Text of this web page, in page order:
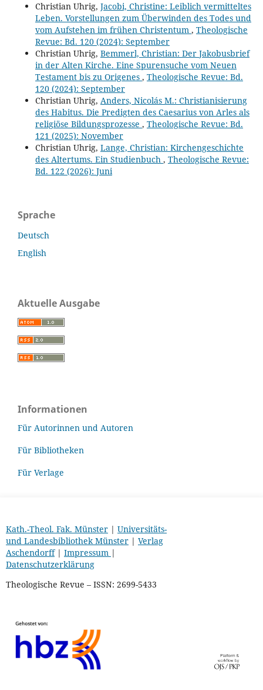
Christian Uhrig, Jacobi, Christine: Leiblich vermitteltes
Leben. Vorstellungen zum Überwinden des Todes und
vom Aufstehen im frühen Christentum , Theologische
Revue: Bd. 120 (2024): September
Christian Uhrig, Bemmerl, Christian: Der Jakobusbrief
in der Alten Kirche. Eine Spurensuche vom Neuen
Testament bis zu Origenes , Theologische Revue: Bd.
120 (2024): September
Christian Uhrig, Anders, Nicolás M.: Christianisierung
des Habitus. Die Predigten des Caesarius von Arles als
religiöse Bildungsprozesse , Theologische Revue: Bd.
121 (2025): November
Christian Uhrig, Lange, Christian: Kirchengeschichte
des Altertums. Ein Studienbuch , Theologische Revue:
Bd. 122 (2026): Juni
Sprache
Deutsch
English
Aktuelle Ausgabe
Informationen
Für Autorinnen und Autoren
Für Bibliotheken
Für Verlage
Kath.-Theol. Fak. Münster| Universitäts-
und Landesbibliothek Münster| Verlag
Aschendorff| Impressum |
Datenschutzerklärung
Theologische Revue – ISSN: 2699-5433